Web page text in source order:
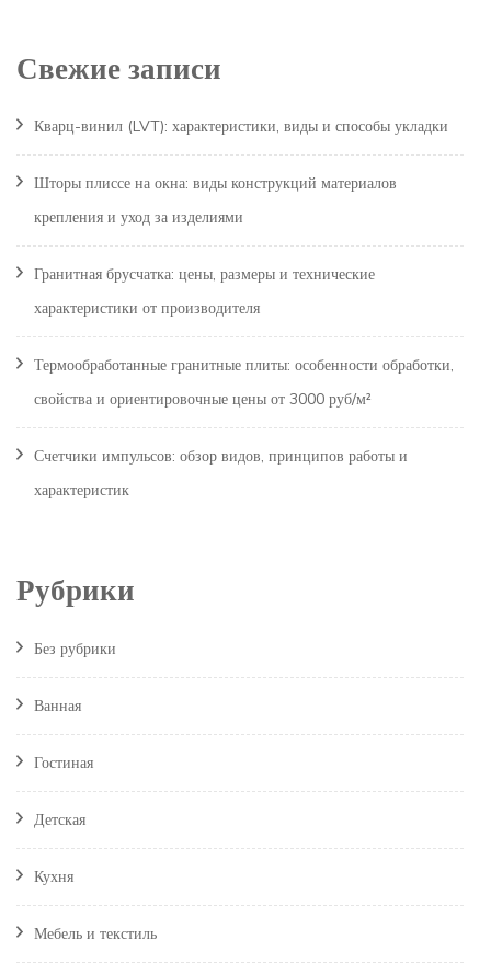
Свежие записи
Кварц-винил (LVT): характеристики, виды и способы укладки
Шторы плиссе на окна: виды конструкций материалов
крепления и уход за изделиями
Гранитная брусчатка: цены, размеры и технические
характеристики от производителя
Термообработанные гранитные плиты: особенности обработки,
свойства и ориентировочные цены от 3000 руб/м²
Счетчики импульсов: обзор видов, принципов работы и
характеристик
Рубрики
Без рубрики
Ванная
Гостиная
Детская
Кухня
Мебель и текстиль